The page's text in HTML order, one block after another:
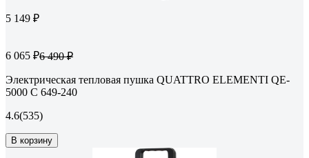
5 149 ₽
6 065 ₽6 490 ₽
Электрическая тепловая пушка QUATTRO ELEMENTI QE-
5000 C 649-240
4.6(535)
В корзину